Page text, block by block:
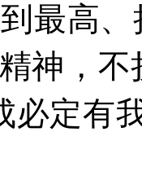
最高
神，
必定有